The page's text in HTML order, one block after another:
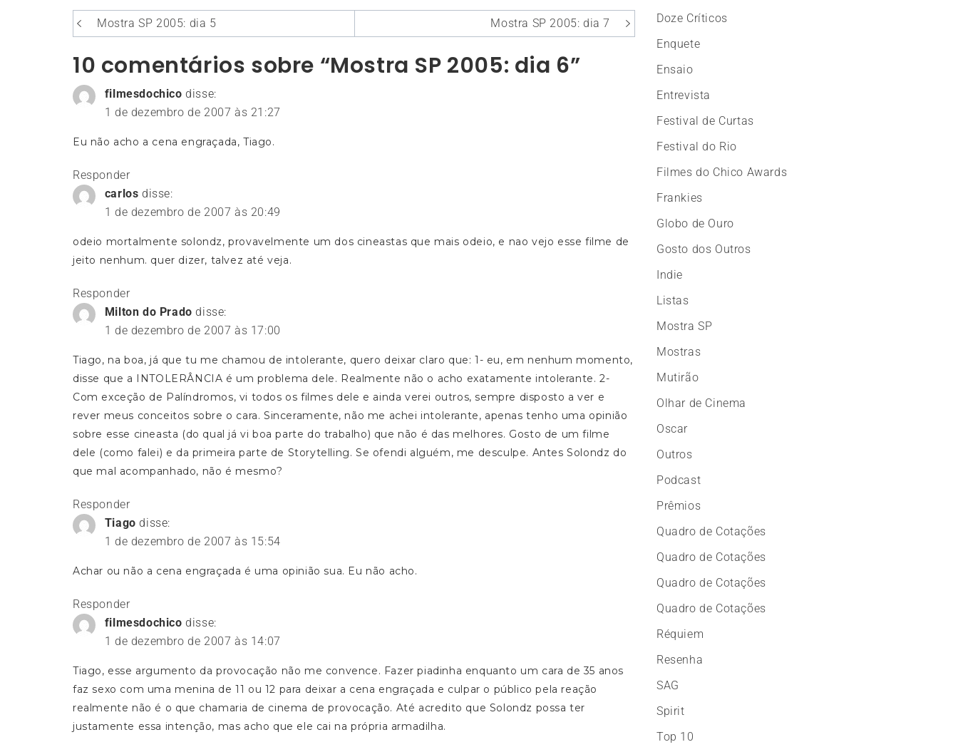
Navegação
de
Post
Mostra SP 2005: dia 5 Mostra SP 2005: dia 7
10 comentários sobre “Mostra SP 2005: dia 6”
filmesdochico disse:
1 de dezembro de 2007 às 21:27
Eu não acho a cena engraçada, Tiago.
Responder
carlos disse:
1 de dezembro de 2007 às 20:49
odeio mortalmente solondz, provavelmente um dos cineastas que mais odeio, e nao vejo esse filme de
jeito nenhum. quer dizer, talvez até veja.
Responder
Milton do Prado disse:
1 de dezembro de 2007 às 17:00
Tiago, na boa, já que tu me chamou de intolerante, quero deixar claro que: 1- eu, em nenhum momento,
disse que a INTOLERÂNCIA é um problema dele. Realmente não o acho exatamente intolerante. 2-
Com exceção de Palíndromos, vi todos os filmes dele e ainda verei outros, sempre disposto a ver e
rever meus conceitos sobre o cara. Sinceramente, não me achei intolerante, apenas tenho uma opinião
sobre esse cineasta (do qual já vi boa parte do trabalho) que não é das melhores. Gosto de um filme
dele (como falei) e da primeira parte de Storytelling. Se ofendi alguém, me desculpe. Antes Solondz do
que mal acompanhado, não é mesmo?
Responder
Tiago disse:
1 de dezembro de 2007 às 15:54
Achar ou não a cena engraçada é uma opinião sua. Eu não acho.
Responder
filmesdochico disse:
1 de dezembro de 2007 às 14:07
Tiago, esse argumento da provocação não me convence. Fazer piadinha enquanto um cara de 35 anos
faz sexo com uma menina de 11 ou 12 para deixar a cena engraçada e culpar o público pela reação
realmente não é o que chamaria de cinema de provocação. Até acredito que Solondz possa ter
justamente essa intenção, mas acho que ele cai na própria armadilha.
Doze Críticos
Enquete
Ensaio
Entrevista
Festival de Curtas
Festival do Rio
Filmes do Chico Awards
Frankies
Globo de Ouro
Gosto dos Outros
Indie
Listas
Mostra SP
Mostras
Mutirão
Olhar de Cinema
Oscar
Outros
Podcast
Prêmios
Quadro de Cotações
Quadro de Cotações
Quadro de Cotações
Quadro de Cotações
Réquiem
Resenha
SAG
Spirit
Top 10